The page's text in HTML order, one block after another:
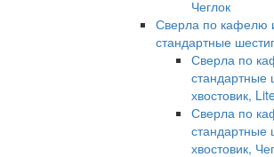
Чеглок
Сверла по кафелю
стандартные
Сверла по
стандартные
хвостовик,
Сверла по
стандартные
хвостовик,